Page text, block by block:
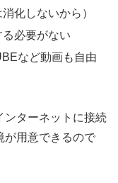
化しないから）
必要がない
など動画も自由
ンターネットに接続
が用意できるので